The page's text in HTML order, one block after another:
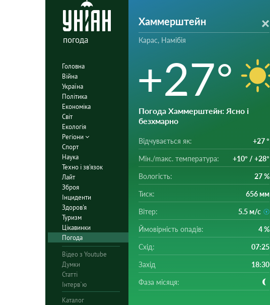
погода
Головна
Війна
Україна
Політика
Економіка
Світ
Екологія
Регіони
Спорт
Наука
Техно і зв'язок
Лайт
Зброя
Інциденти
Здоров'я
Туризм
Цікавинки
Погода
Відео з Youtube
Думки
Статті
Інтерв`ю
Каталог
Хаммерштейн
Карас, Намібія
+27°
Погода Хаммерштейн: Ясно і
безхмарно
Відчувається як: +27 °
Мін./mакс. температура: +10° / +28°
Вологість: 27 %
Тиск: 656 мм
Вітер: 5.5 м/с
Ймовірність опадів: 4 %
Схід: 07:25
Захід 18:30
Фаза місяця: